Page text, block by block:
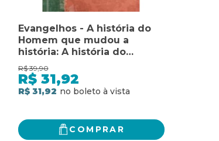
Evangelhos - A história do
Homem que mudou a
história: A história do
homem que mudou a
história
R$ 39,90
R$ 31,92
R$ 31,92
COMPRAR